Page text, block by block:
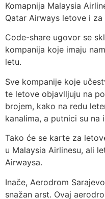
Komapnija Malaysia
Qatar Airways letove i za
Code-share ugovor se
kompanija koje imaju
letu.
Sve kompanije koje
te letove objavlljuju na
brojem, kako na redu
kanalima, a putnici su na
Tako će se karte za
u Malaysia Airlinesu, ali
Airwaysa.
Inače, Aerodrom
snažan arst. Ovaj